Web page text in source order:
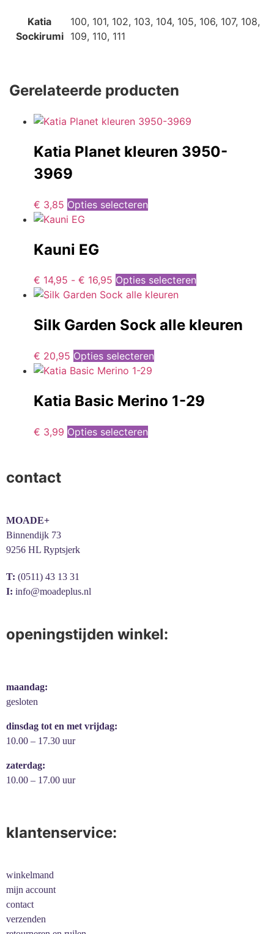
Katia
Sockirumi
100, 101, 102, 103, 104, 105, 106, 107, 108,
109, 110, 111
Gerelateerde producten
Katia Planet kleuren 3950-
3969
€ 3,85 Opties selecteren
Kauni EG
€ 14,95 - € 16,95 Opties selecteren
Silk Garden Sock alle kleuren
€ 20,95 Opties selecteren
Katia Basic Merino 1-29
€ 3,99 Opties selecteren
contact
MOADE+
Binnendijk 73
9256 HL Ryptsjerk
T: (0511) 43 13 31
I: info@moadeplus.nl
openingstijden winkel:
maandag:
gesloten
dinsdag tot en met vrijdag:
10.00 – 17.30 uur
zaterdag:
10.00 – 17.00 uur
klantenservice:
winkelmand
mijn account
contact
verzenden